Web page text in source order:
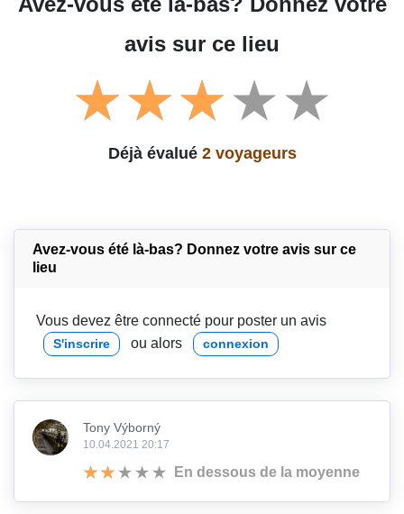
avis sur ce lieu
Déjà évalué 2 voyageurs
Avez-vous été là-bas? Donnez votre avis sur ce
lieu
Vous devez être connecté pour poster un avis
S'inscrire ou alors connexion
Tony Výborný
10.04.2021 20:17
En dessous de la moyenne